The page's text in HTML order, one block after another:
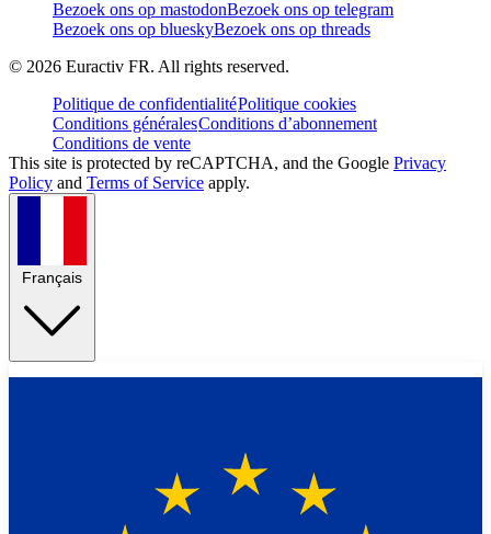
Bezoek ons op mastodonBezoek ons op telegram
Bezoek ons op blueskyBezoek ons op threads
© 2026 Euractiv FR. All rights reserved.
Politique de confidentialitéPolitique cookies
Conditions généralesConditions d’abonnement
Conditions de vente
This site is protected by reCAPTCHA, and the Google Privacy
Policy and Terms of Service apply.
Français